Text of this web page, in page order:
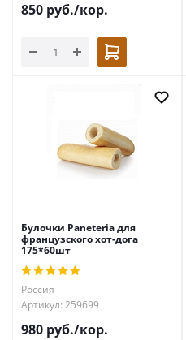
850 руб./кор.
Булочки Paneteria для
французского хот-дога
175*60шт
Россия
Артикул: 259699
980 руб./кор.